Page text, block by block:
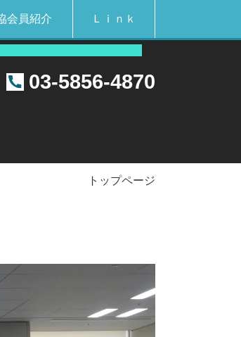
会員紹介 Ｌｉｎｋ
5 年
03-5856-4870
トップページ